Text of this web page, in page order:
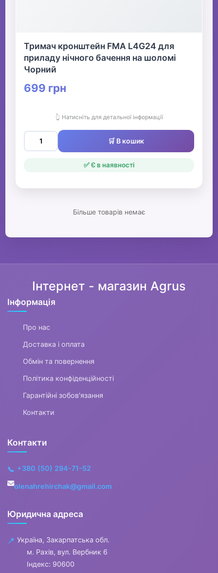
Тримач кронштейн FMA L4G24 для
приладу нічного бачення на шоломі
Чорний
699 грн
👆 Натисніть для детальної інформації
🛒 В кошик
✅ Є в наявності
Більше товарів немає
Інтернет - магазин Agrus
Інформація
Про нас
Доставка і оплата
Обмін та повернення
Політика конфіденційності
Гарантійні зобов'язання
Контакти
Контакти
📞 +380 (50) 294-71-52
olenahrehirchak@gmail.com
Юридична адреса
📍 Україна, Закарпатська обл.
м. Рахів, вул. Вербник 6
Індекс: 90600